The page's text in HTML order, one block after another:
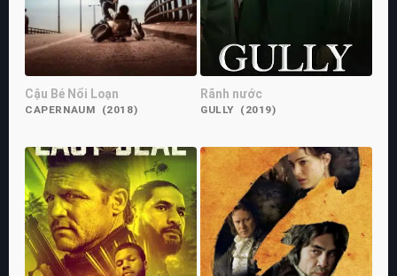
Cậu Bé Nổi Loạn
CAPERNAUM (2018)
Rãnh nước
GULLY (2019)